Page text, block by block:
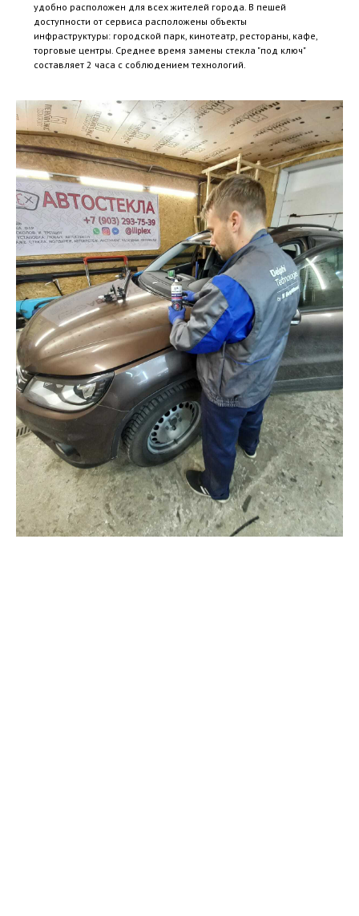
удобно расположен для всех жителей города. В пешей
доступности от сервиса расположены объекты
инфраструктуры: городской парк, кинотеатр, рестораны, кафе,
торговые центры. Среднее время замены стекла "под ключ"
составляет 2 часа с соблюдением технологий.